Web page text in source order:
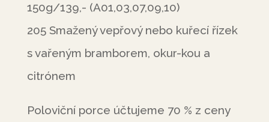
150g/139,- (A01,03,07,09,10)
205 Smažený vepřový nebo kuřecí řízek
s vařeným bramborem, okur-kou a
citrónem
Poloviční porce účtujeme 70 % z ceny